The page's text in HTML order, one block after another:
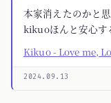
本家消えたのかと
kikuoほんと安心す
Kikuo - Love me,
2024.09.13